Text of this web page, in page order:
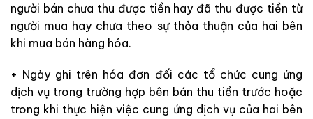
người bán chưa thu được tiền hay đã thu được tiền từ
người mua hay chưa theo sự thỏa thuận của hai bên
khi mua bán hàng hóa.
+ Ngày ghi trên hóa đơn đối các tổ chức cung ứng
dịch vụ trong trường hợp bên bán thu tiền trước hoặc
trong khi thực hiện việc cung ứng dịch vụ của hai bên